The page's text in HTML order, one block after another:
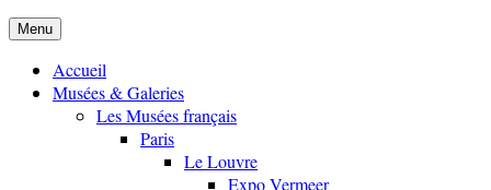
Menu
Accueil
Musées & Galeries
Les Musées français
Paris
Le Louvre
Expo Vermeer